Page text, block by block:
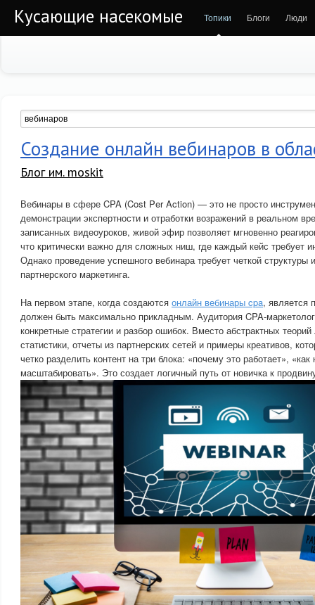
Кусающие насекомые Топики Блоги Люди
Создание онлайн вебинаров в
Блог им. moskit
Вебинары в сфере CPA (Cost Per Action) — это не просто
демонстрации экспертности и отработки возражений в реальном
записанных видеоуроков, живой эфир позволяет мгновенно
что критически важно для сложных ниш, где каждый кейс требует
Однако проведение успешного вебинара требует четкой
партнерского маркетинга.
На первом этапе, когда создаются онлайн вебинары cpa, является
должен быть максимально прикладным. Аудитория CPA-
конкретные стратегии и разбор ошибок. Вместо абстрактных
статистики, отчеты из партнерских сетей и примеры креативов,
четко разделить контент на три блока: «почему это работает», «как
масштабировать». Это создает логичный путь от новичка к